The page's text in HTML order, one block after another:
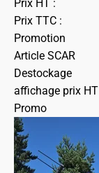
Prix HT :
Prix TTC :
Promotion
Article SCAR
Destockage
affichage prix HT
Promo